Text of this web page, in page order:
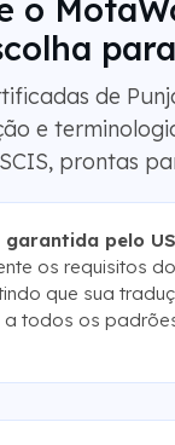
de
e
prontas
os requisitos do
que sua
todos os